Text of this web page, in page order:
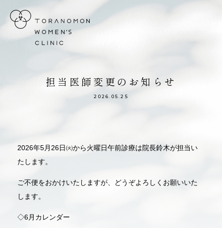
虎ノ門ウィメンズクリニック
担当医師変更のお知らせ
2026.05.25
2026年5月26日㈫から火曜日午前診療は院長鈴木が担当い
たします。
ご不便をおかけいたしますが、どうぞよろしくお願いいた
します。
◇6月カレンダー